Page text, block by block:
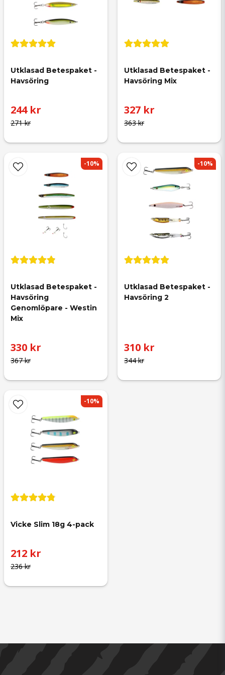
Utklasad Betespaket -
Havsöring
271 kr
244 kr
Utklasad Betespaket -
Havsöring Mix
363 kr
327 kr
Utklasad Betespaket -
Havsöring
Genomlöpare - Westin
Mix
367 kr
330 kr
-10%
Utklasad Betespaket -
Havsöring 2
344 kr
310 kr
-10%
Vicke Slim 18g 4-pack
236 kr
212 kr
-10%